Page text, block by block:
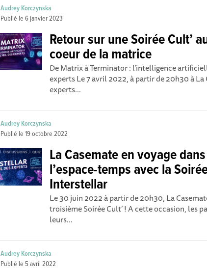
Audrey Korczynska
Publié le6 janvier 2023
Retour sur une Soirée Cult’
coeur de la matrice
De Matrix à Terminator : l’intelligence
experts Le 7 avril 2022, à partir de 20h30 à
experts...
Audrey Korczynska
Publié le19 octobre 2022
La Casemate en voyage dans
l’espace-temps avec la
Interstellar
Le 30 juin 2022 à partir de 20h30, La
troisième Soirée Cult’ ! A cette occasion, les
leurs...
Audrey Korczynska
Publié le 5 avril 2022